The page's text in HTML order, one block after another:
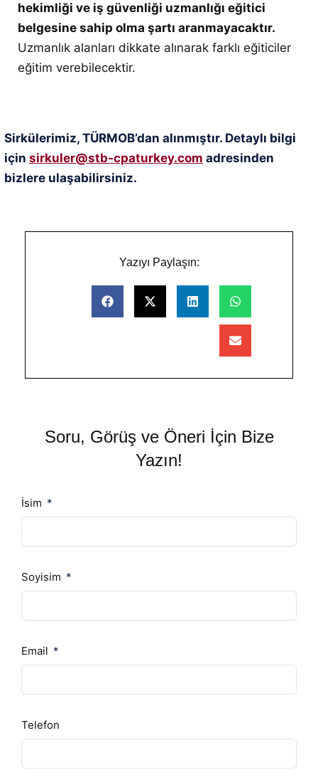
hekimliği ve iş güvenliği uzmanlığı eğitici
belgesine sahip olma şartı aranmayacaktır.
Uzmanlık alanları dikkate alınarak farklı eğiticiler
eğitim verebilecektir.
Sirkülerimiz, TÜRMOB’dan alınmıştır. Detaylı bilgi
için sirkuler@stb-cpaturkey.com adresinden
bizlere ulaşabilirsiniz.
Yazıyı Paylaşın:
Soru, Görüş ve Öneri İçin Bize
Yazın!
İsim
Soyisim
Email
Telefon